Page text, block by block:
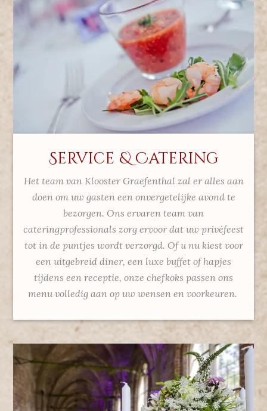
Service & Catering
Het team van Klooster Graefenthal zal er alles aan
doen om uw gasten een onvergetelijke avond te
bezorgen. Ons ervaren team van
cateringprofessionals zorg ervoor dat uw privéfeest
tot in de puntjes wordt verzorgd. Of u nu kiest voor
een uitgebreid diner, een luxe buffet of hapjes
tijdens een receptie, onze chefkoks passen ons
menu volledig aan op uw wensen en voorkeuren.